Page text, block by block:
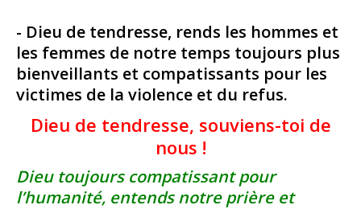
- Dieu de tendresse, rends les hommes et
les femmes de notre temps toujours plus
bienveillants et compatissants pour les
victimes de la violence et du refus.
Dieu de tendresse, souviens-toi de
nous !
Dieu toujours compatissant pour
l’humanité, entends notre prière et